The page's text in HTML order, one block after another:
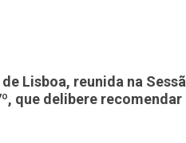
Lisboa, reunida na
que delibere recomendar